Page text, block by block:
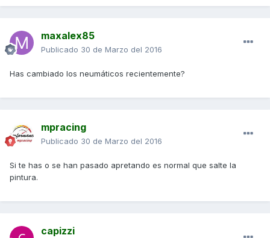
maxalex85
Publicado 30 de Marzo del 2016
Has cambiado los neumáticos recientemente?
mpracing
Publicado 30 de Marzo del 2016
Si te has o se han pasado apretando es normal que salte la
pintura.
capizzi